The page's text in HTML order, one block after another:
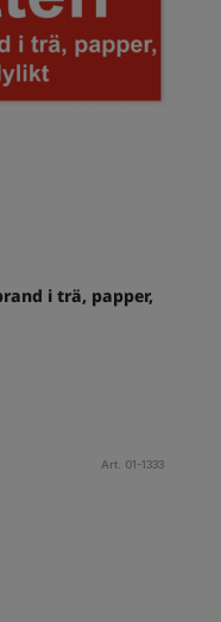
i trä, papper,
Art. 01-1333